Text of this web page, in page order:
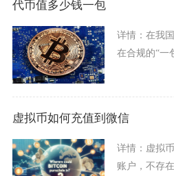
代币值多少钱一包
详情： 在我
在合规的“一
虚拟币如何充值到微信
详情： 虚拟
账户，不存